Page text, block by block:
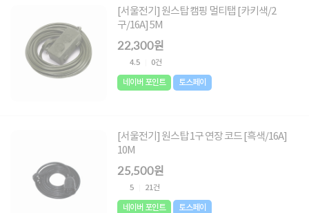
[서울전기] 원스탑 캠핑 멀티탭 [카키색/2
구/16A] 5M
22,300원
4.5 0건
네이버 포인트 토스페이
[서울전기] 원스탑 1구 연장 코드 [흑색/16A]
10M
25,500원
5 21건
네이버 포인트 토스페이